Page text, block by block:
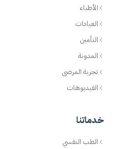
الأطباء
العيادات
التأمين
المدونة
تجربة المرضى
الفيديوهات
خدماتنا
الطب النفسي